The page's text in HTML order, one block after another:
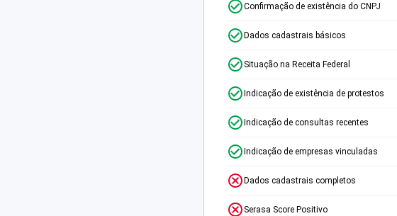
Confirmação de existência do CNPJ
Dados cadastrais básicos
Situação na Receita Federal
Indicação de existência de protestos
Indicação de consultas recentes
Indicação de empresas vinculadas
Dados cadastrais completos
Serasa Score Positivo